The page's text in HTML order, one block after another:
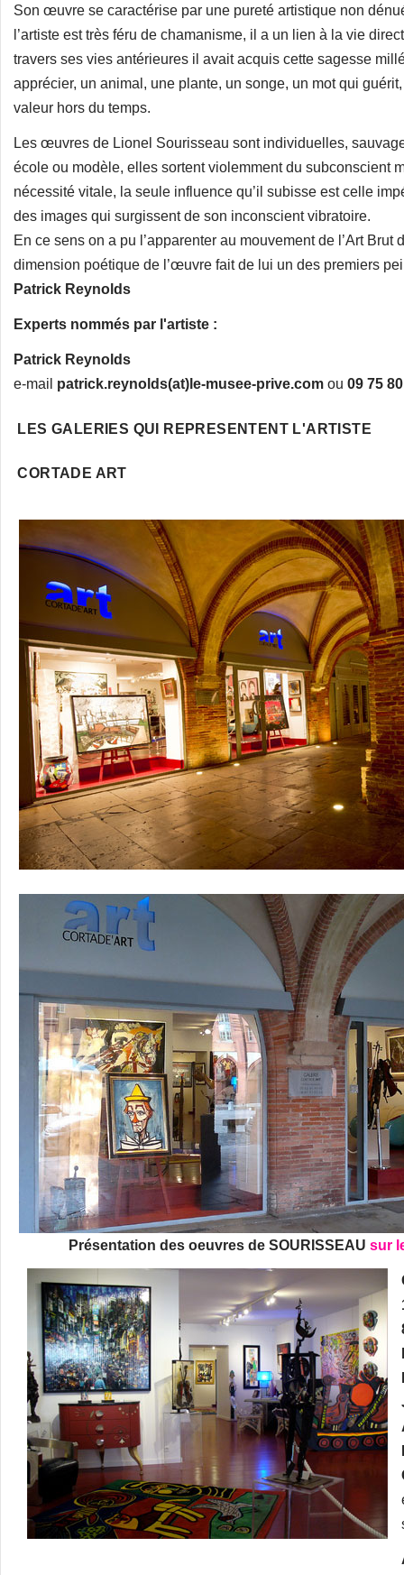
Son œuvre se caractérise par une pureté artistique non
l’artiste est très féru de chamanisme, il a un lien à la vie
travers ses vies antérieures il avait acquis cette sagesse
apprécier, un animal, une plante, un songe, un mot qui
valeur hors du temps.
Les œuvres de Lionel Sourisseau sont individuelles,
école ou modèle, elles sortent violemment du subconscient
nécessité vitale, la seule influence qu’il subisse est celle
des images qui surgissent de son inconscient vibratoire.
En ce sens on a pu l’apparenter au mouvement de l’Art Brut
dimension poétique de l’œuvre fait de lui un des premiers
Patrick Reynolds
Experts nommés par l'artiste :
Patrick Reynolds
e-mail patrick.reynolds(at)le-musee-prive.com ou 09 75
LES GALERIES QUI REPRESENTENT L'ARTISTE
CORTADE ART
Présentation des oeuvres de SOURISSEAU sur